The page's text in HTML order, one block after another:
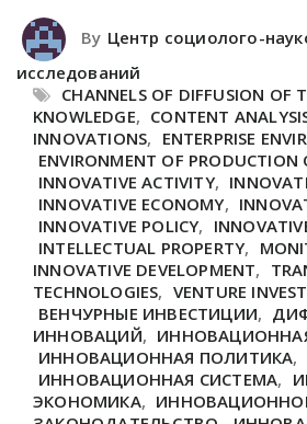
By Центр социолого-
исследований
CHANNELS OF DIFFUSION OF
KNOWLEDGE, CONTENT
INNOVATIONS, ENTERPRISE
ENVIRONMENT OF PRODUCTION
INNOVATIVE ACTIVITY,
INNOVATIVE ECONOMY,
INNOVATIVE POLICY,
INTELLECTUAL PROPERTY,
INNOVATIVE DEVELOPMENT,
TECHNOLOGIES, VENTURE
ВЕНЧУРНЫЕ ИНВЕСТИЦИИ,
ИННОВАЦИЙ,
ИННОВАЦИОННАЯ ПОЛИТИКА,
ИННОВАЦИОННАЯ СИСТЕМА,
ЭКОНОМИКА,